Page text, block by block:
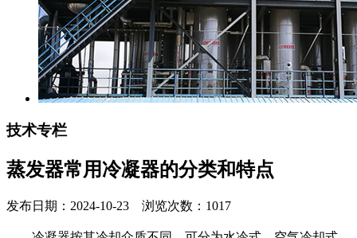
技术专栏
蒸发器常用冷凝器的分类和特点
发布日期：2024-10-23 浏览次数：1017